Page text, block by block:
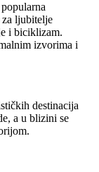
ljubitelje
i biciklizam.
izvorima i
destinacija
a u blizini se